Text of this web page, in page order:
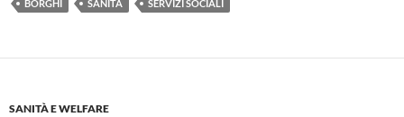
BORGHI SANITÀ SERVIZI SOCIALI
SANITÀ E WELFARE